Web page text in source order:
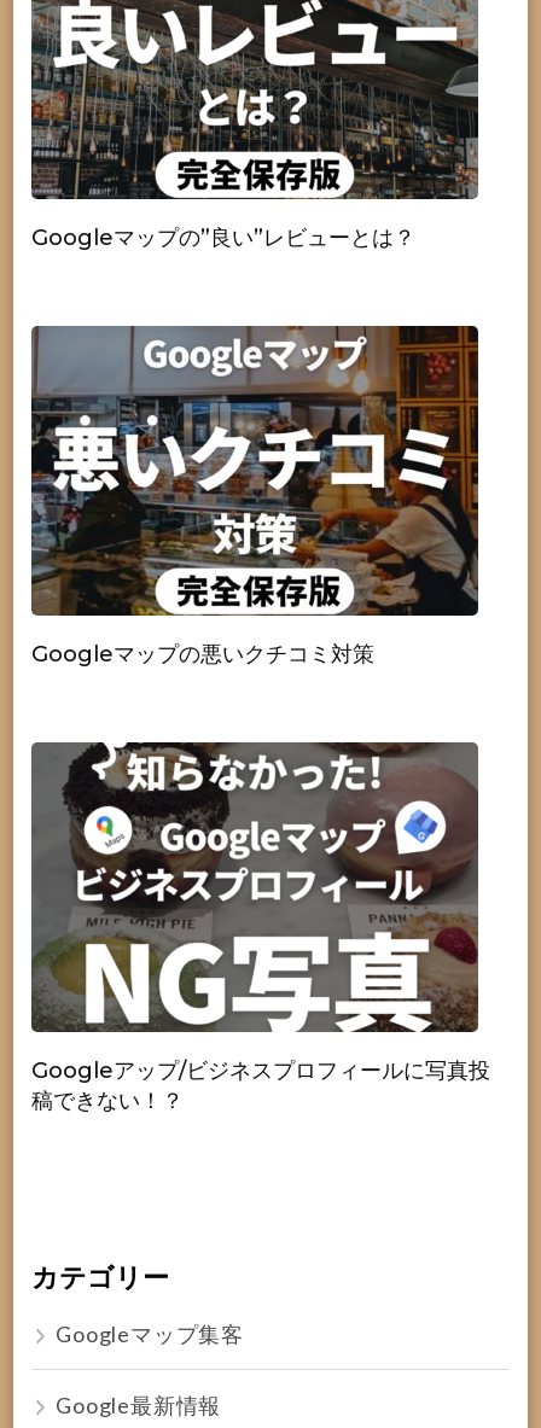
Googleマップの”良い”レビューとは？
Googleマップの悪いクチコミ対策
Googleアップ/ビジネスプロフィールに写真投
稿できない！？
カテゴリー
Googleマップ集客
Google最新情報